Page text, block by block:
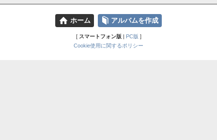
⌂ ホーム 📕 アルバムを作成
[ スマートフォン版| PC版 ]
Cookie使用に関するポリシー